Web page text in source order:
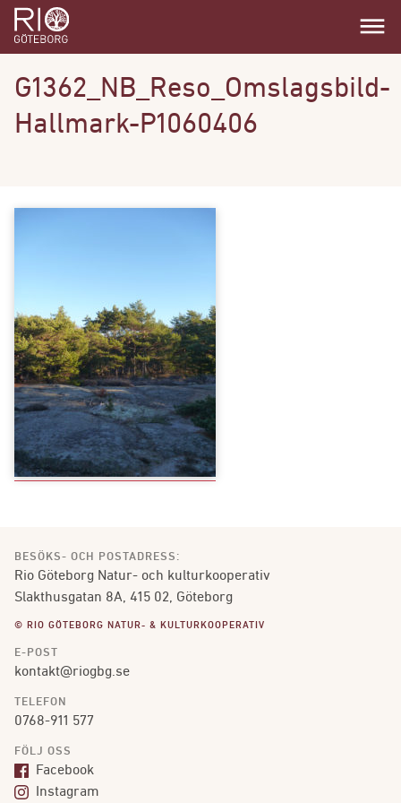
dehaze
G1362_NB_Reso_Omslagsbild-
Hallmark-P1060406
BESÖKS- OCH POSTADRESS:
Rio Göteborg Natur- och kulturkooperativ
Slakthusgatan 8A, 415 02, Göteborg
© RIO GÖTEBORG NATUR- & KULTURKOOPERATIV
E-POST
kontakt@riogbg.se
TELEFON
0768-911 577
FÖLJ OSS
Facebook
Instagram